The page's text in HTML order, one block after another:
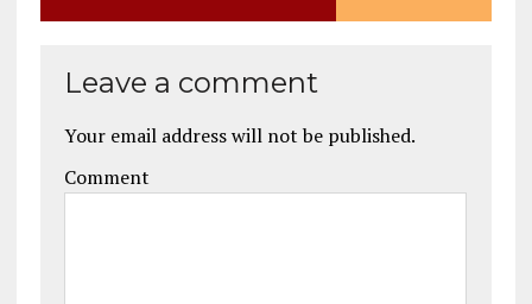
Leave a comment
Your email address will not be published.
Comment